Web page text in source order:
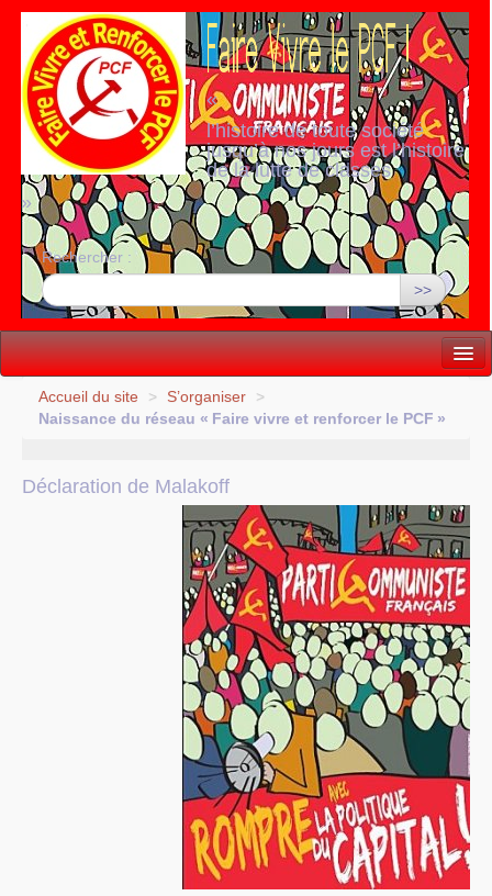
«
l’histoire de toute société
jusqu’à nos jours est l’histoire
de la lutte de classes
»
Rechercher :
>>
Vie politique
Internationale
Accueil du site > S’organiser
>
Naissance du réseau « Faire vivre et renforcer le PCF »
Déclaration de Malakoff